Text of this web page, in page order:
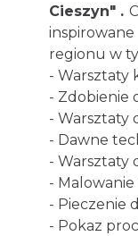
Cieszyn
1.62 km
Cieszyn
1.65 km
Cieszyn" .
regionu w
- Warsztaty
- Zdobienie
- Warsztaty
- Dawne
- Warsztaty
-
- Pieczenie
- Pokaz